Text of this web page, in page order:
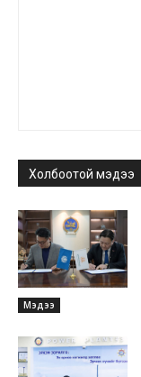
Холбоотой мэдээ
Мэдээ